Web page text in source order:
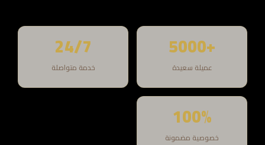
+5000
عميلة سعيدة
24/7
خدمة متواصلة
100%
خصوصية مضمونة